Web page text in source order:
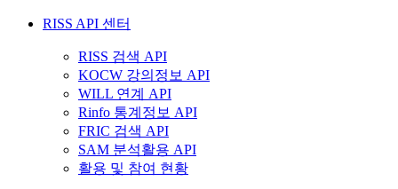
RISS API 센터
RISS 검색 API
KOCW 강의정보 API
WILL 연계 API
Rinfo 통계정보 API
FRIC 검색 API
SAM 분석활용 API
활용 및 참여 현황